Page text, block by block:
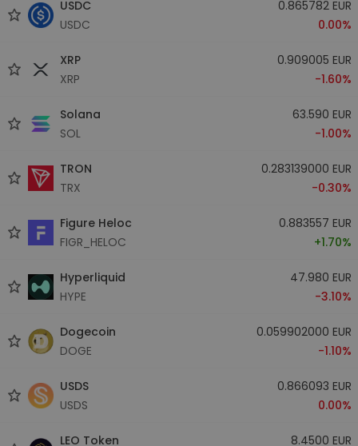
USDC
USDC
0.865782 EUR
0.00%
XRP
XRP
0.909005 EUR
-1.60%
Solana
SOL
63.590 EUR
-1.00%
TRON
TRX
0.283139000 EUR
-0.30%
Figure Heloc
FIGR_HELOC
0.883557 EUR
+1.70%
Hyperliquid
HYPE
47.980 EUR
-3.10%
Dogecoin
DOGE
0.059902000 EUR
-1.10%
USDS
USDS
0.866093 EUR
0.00%
LEO Token
8.4500 EUR